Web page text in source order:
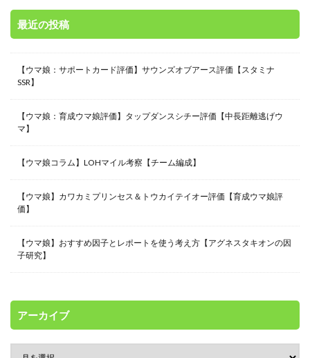
最近の投稿
【ウマ娘：サポートカード評価】サウンズオブアース評価【スタミナ
SSR】
【ウマ娘：育成ウマ娘評価】タップダンスシチー評価【中長距離逃げウ
マ】
【ウマ娘コラム】LOHマイル考察【チーム編成】
【ウマ娘】カワカミプリンセス＆トウカイテイオー評価【育成ウマ娘評
価】
【ウマ娘】おすすめ因子とレポートを使う考え方【アグネスタキオンの因
子研究】
アーカイブ